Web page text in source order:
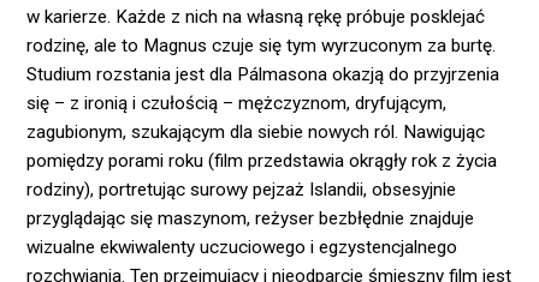
w karierze. Każde z nich na własną rękę próbuje posklejać
rodzinę, ale to Magnus czuje się tym wyrzuconym za burtę.
Studium rozstania jest dla Pálmasona okazją do przyjrzenia
się – z ironią i czułością – mężczyznom, dryfującym,
zagubionym, szukającym dla siebie nowych ról. Nawigując
pomiędzy porami roku (film przedstawia okrągły rok z życia
rodziny), portretując surowy pejzaż Islandii, obsesyjnie
przyglądając się maszynom, reżyser bezbłędnie znajduje
wizualne ekwiwalenty uczuciowego i egzystencjalnego
rozchwiania. Ten przejmujący i nieodparcie śmieszny film jest